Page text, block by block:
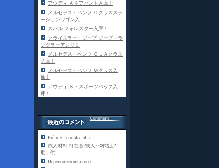
アウディ Ａ４アバント入庫！
メルセデス・ベンツ Ｃクラスステ
ーションワゴン入
スバル フォレスター入庫！
クライスラー・ジープ ジープ・ラ
ングラーアンリミ
メルセデス・ベンツ ＣＬＡクラス
入庫！
メルセデス・ベンツ Ｍクラス入
庫！
アウディ Ｓ７スポーツバック入
庫！
Préime Dermafacial h...
成人材料 可在各?成人??网站上?
取，供...
Переподготовка по се...